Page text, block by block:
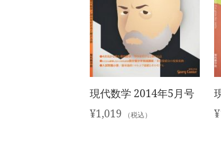
現代数学 2014年5月号
¥1,019 （税込）
¥